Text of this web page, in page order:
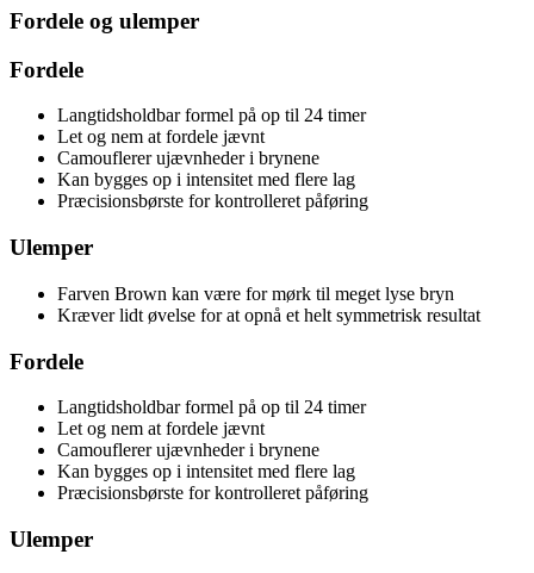
Fordele og ulemper
Fordele
Langtidsholdbar formel på op til 24 timer
Let og nem at fordele jævnt
Camouflerer ujævnheder i brynene
Kan bygges op i intensitet med flere lag
Præcisionsbørste for kontrolleret påføring
Ulemper
Farven Brown kan være for mørk til meget lyse bryn
Kræver lidt øvelse for at opnå et helt symmetrisk resultat
Fordele
Langtidsholdbar formel på op til 24 timer
Let og nem at fordele jævnt
Camouflerer ujævnheder i brynene
Kan bygges op i intensitet med flere lag
Præcisionsbørste for kontrolleret påføring
Ulemper